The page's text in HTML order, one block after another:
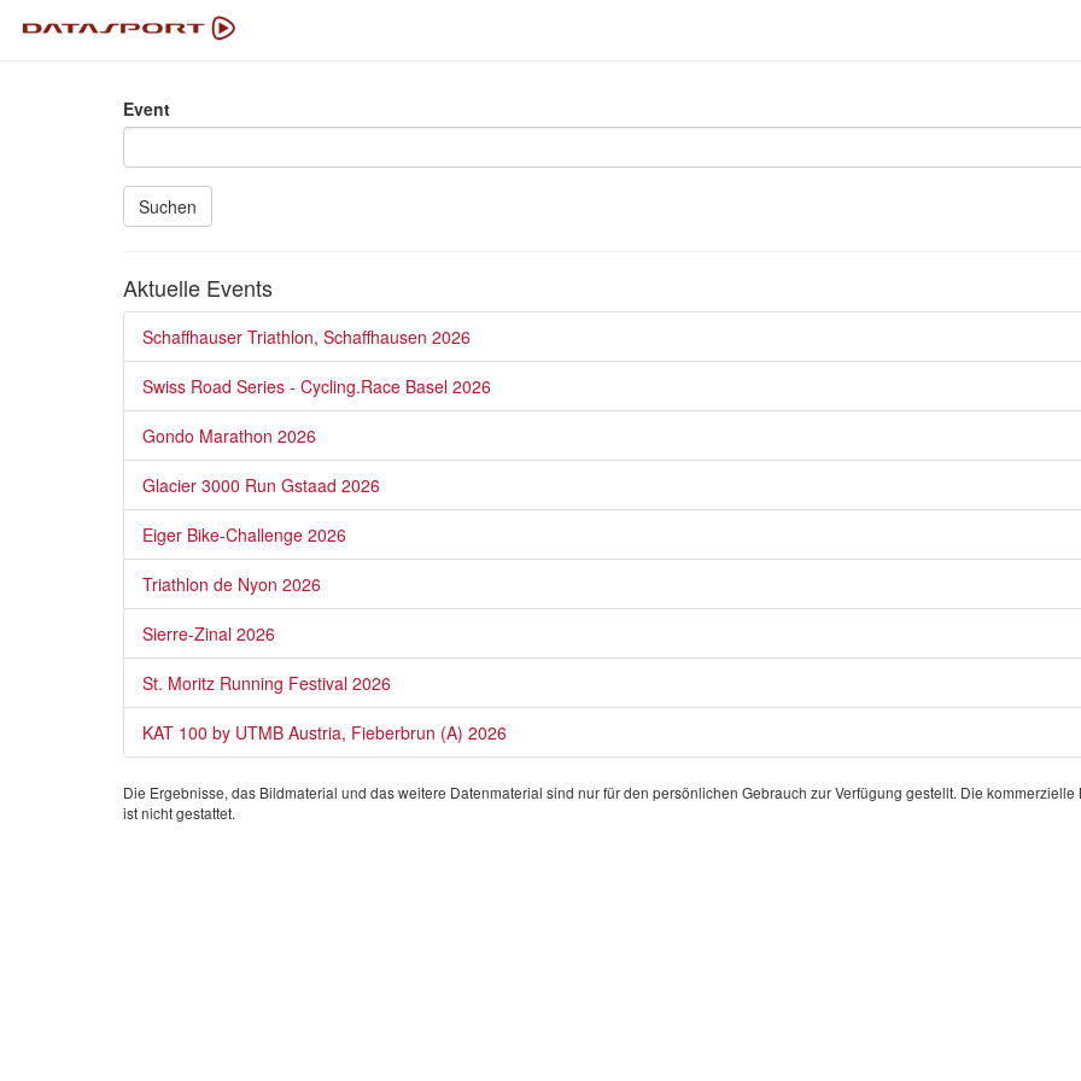
Event
Suchen
Aktuelle Events
Schaffhauser Triathlon, Schaffhausen 2026
Swiss Road Series - Cycling.Race Basel 2026
Gondo Marathon 2026
Glacier 3000 Run Gstaad 2026
Eiger Bike-Challenge 2026
Triathlon de Nyon 2026
Sierre-Zinal 2026
St. Moritz Running Festival 2026
KAT 100 by UTMB Austria, Fieberbrun (A) 2026
Die Ergebnisse, das Bildmaterial und das weitere Datenmaterial sind nur für den persönlichen Gebrauch zur Verfügung gestellt. Die
ist nicht gestattet.